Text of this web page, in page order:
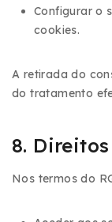
Configurar o
cookies.
A retirada do
do tratamento
8.
Nos termos do